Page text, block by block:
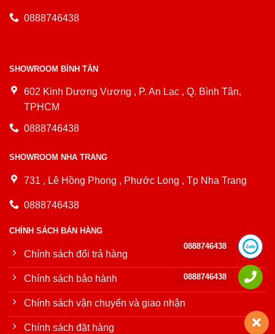
0888746438
SHOWROOM BÌNH TÂN
602 Kinh Dương Vương , P. An Lạc , Q. Bình Tân,
TPHCM
0888746438
SHOWROOM NHA TRANG
731 , Lê Hồng Phong , Phước Long , Tp Nha Trang
0888746438
CHÍNH SÁCH BÁN HÀNG
Chính sách đổi trả hàng
Chính sách bảo hành
Chính sách vận chuyển và giao nhận
Chính sách đặt hàng
0888746438
0888746438